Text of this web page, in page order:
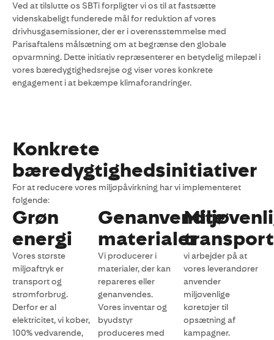
Ved at tilslutte os SBTi forpligter vi os til at fastsætte
videnskabeligt funderede mål for reduktion af vores
drivhusgasemissioner, der er i overensstemmelse med
Parisaftalens målsætning om at begrænse den globale
opvarmning. Dette initiativ repræsenterer en betydelig milepæl i
vores bæredygtighedsrejse og viser vores konkrete
engagement i at bekæmpe klimaforandringer.
Konkrete
bæredygtighedsinitiativer
For at reducere vores miljøpåvirkning har vi implementeret
følgende:
Grøn
energi
Vores største
miljøaftryk er
transport og
strømforbrug.
Derfor er al
elektricitet, vi køber,
100% vedvarende,
Genanvendte
materialer
Vi producerer i
materialer, der kan
repareres eller
genanvendes.
Vores inventar og
byudstyr
produceres med
transport
vi arbejder på at
vores leverandører
anvender
miljøvenlige
køretøjer til
opsætning af
kampagner.